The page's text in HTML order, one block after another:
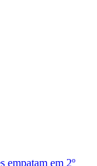
empatam em 2º